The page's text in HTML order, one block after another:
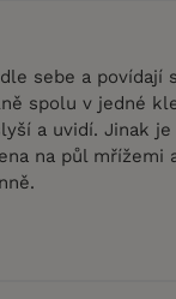
sebe a povídají
spolu v jedné
a uvidí. Jinak
na půl mřížemi